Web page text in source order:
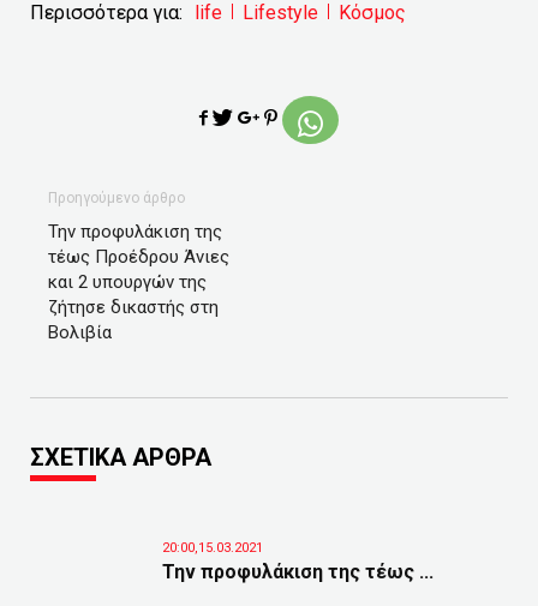
Περισσότερα για: life Lifestyle Κόσμος
Προηγούμενο άρθρο
Την προφυλάκιση της
τέως Προέδρου Άνιες
και 2 υπουργών της
ζήτησε δικαστής στη
Βολιβία
ΣΧΕΤΙΚΑ ΑΡΘΡΑ
20:00,15.03.2021
Την προφυλάκιση της τέως ...